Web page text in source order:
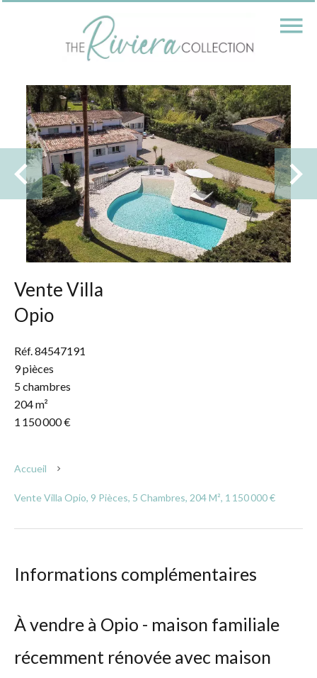
Vente Villa
Opio
Réf. 84547191
9 pièces
5 chambres
204 m²
1 150 000 €
Accueil
Vente Villa Opio, 9 Pièces, 5 Chambres, 204 M², 1 150 000 €
Informations complémentaires
À vendre à Opio - maison familiale
récemment rénovée avec maison